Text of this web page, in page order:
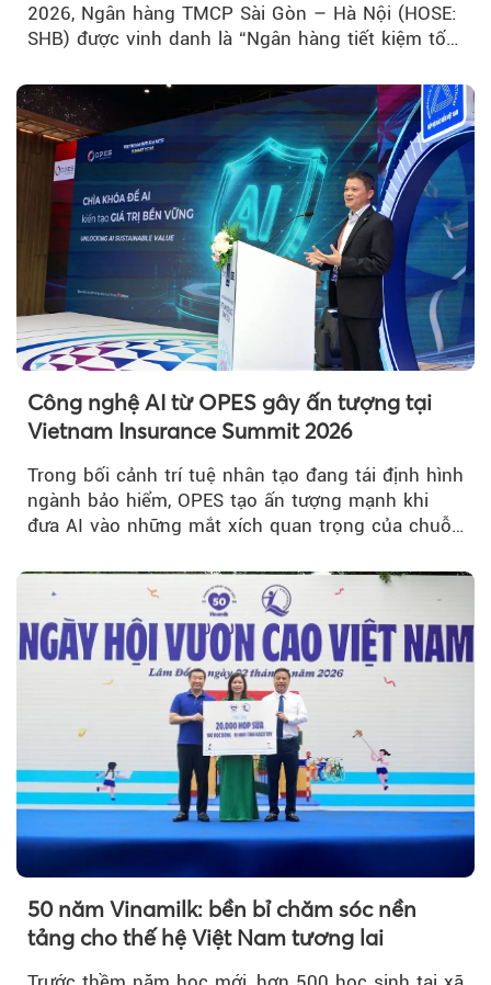
2026, Ngân hàng TMCP Sài Gòn – Hà Nội (HOSE:
SHB) được vinh danh là “Ngân hàng tiết kiệm tốt
Công nghệ AI từ OPES gây ấn tượng tại
Vietnam Insurance Summit 2026
Trong bối cảnh trí tuệ nhân tạo đang tái định hình
ngành bảo hiểm, OPES tạo ấn tượng mạnh khi
đưa AI vào những mắt xích quan trọng của chuỗi
50 năm Vinamilk: bền bỉ chăm sóc nền
tảng cho thế hệ Việt Nam tương lai